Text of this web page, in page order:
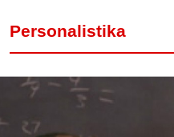
Personalistika